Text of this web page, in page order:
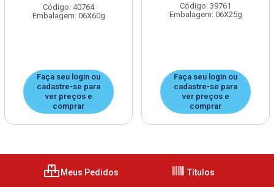
Código: 40764
Embalagem: 06X60g
Faça seu login ou
cadastre-se para
ver preços e
comprar
Código: 39761
Embalagem: 06X25g
Faça seu login ou
cadastre-se para
ver preços e
comprar
Meus Pedidos Títulos